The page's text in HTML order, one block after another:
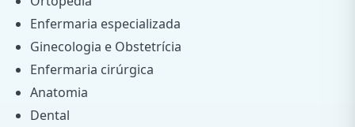
Enfermaria especializada
Ginecologia e Obstetrícia
Enfermaria cirúrgica
Anatomia
Dental